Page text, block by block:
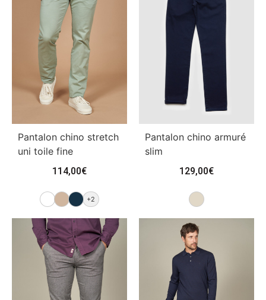
Pantalon chino stretch
uni toile fine
114,00€
+2
Pantalon chino armuré
slim
129,00€